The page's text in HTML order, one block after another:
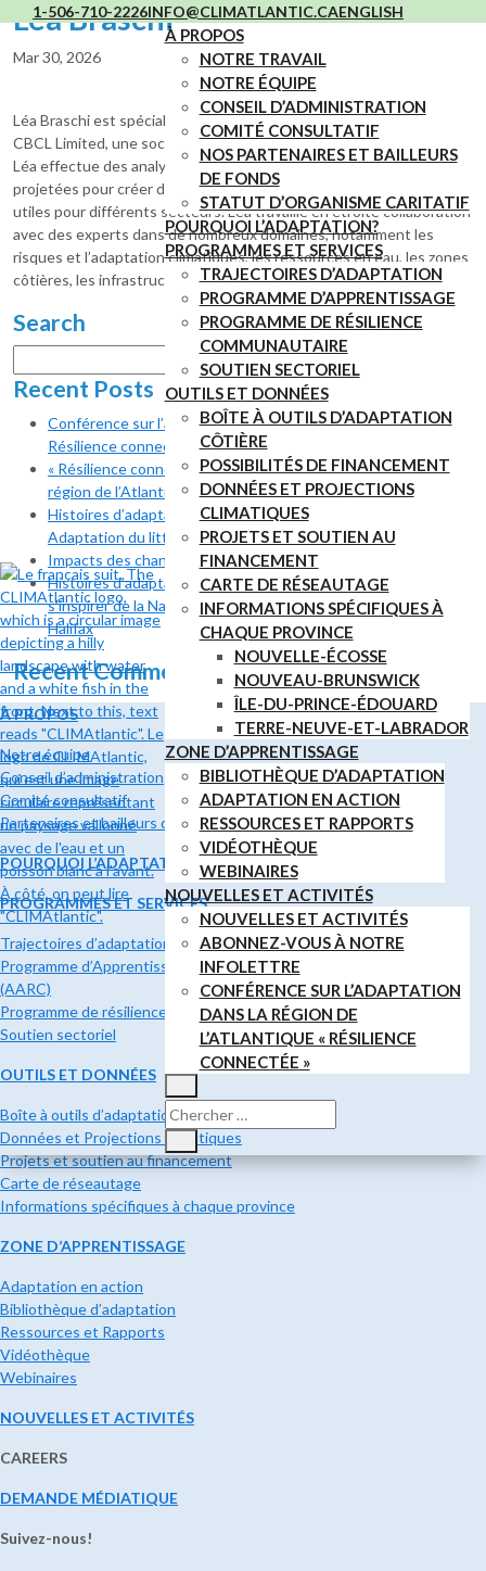
1-506-710-2226INFO@CLIMATLANTIC.CAENGLISH
À PROPOS
NOTRE TRAVAIL
NOTRE ÉQUIPE
CONSEIL D’ADMINISTRATION
COMITÉ CONSULTATIF
NOS PARTENAIRES ET BAILLEURS
DE FONDS
STATUT D’ORGANISME CARITATIF
POURQUOI L’ADAPTATION?
PROGRAMMES ET SERVICES
TRAJECTOIRES D’ADAPTATION
PROGRAMME D’APPRENTISSAGE
PROGRAMME DE RÉSILIENCE
COMMUNAUTAIRE
SOUTIEN SECTORIEL
OUTILS ET DONNÉES
BOÎTE À OUTILS D’ADAPTATION
CÔTIÈRE
POSSIBILITÉS DE FINANCEMENT
DONNÉES ET PROJECTIONS
CLIMATIQUES
PROJETS ET SOUTIEN AU
FINANCEMENT
CARTE DE RÉSEAUTAGE
INFORMATIONS SPÉCIFIQUES À
CHAQUE PROVINCE
NOUVELLE-ÉCOSSE
NOUVEAU-BRUNSWICK
ÎLE-DU-PRINCE-ÉDOUARD
TERRE-NEUVE-ET-LABRADOR
ZONE D’APPRENTISSAGE
BIBLIOTHÈQUE D’ADAPTATION
ADAPTATION EN ACTION
RESSOURCES ET RAPPORTS
VIDÉOTHÈQUE
WEBINAIRES
NOUVELLES ET ACTIVITÉS
NOUVELLES ET ACTIVITÉS
ABONNEZ-VOUS À NOTRE
INFOLETTRE
CONFÉRENCE SUR L’ADAPTATION
DANS LA RÉGION DE
L’ATLANTIQUE « RÉSILIENCE
CONNECTÉE »
Léa Braschi
Mar 30, 2026
Léa Braschi est spécialiste du climat et analyste de données chez
CBCL Limited, une société de conseil basée au Canada atlantique.
Léa effectue des analyses de données climatiques historiques et
projetées pour créer des produits, des informations et des outils
utiles pour différents secteurs. Léa travaille en étroite collaboration
avec des experts dans de nombreux domaines, notamment les
risques et l’adaptation climatiques, les ressources en eau, les zones
côtières, les infrastructures et la planification.
Search
Recent Posts
Conférence sur l’adaptation dans la région de l’Atlantique «
Résilience connectée » : – Un gros merci!
« Résilience connectée » Conférence sur l’adaptation dans la
région de l’Atlantic 27 et 28 mai
Histoires d’adaptation aux changements climatiques :
Adaptation du littoral au lac Banook
Impacts des changements climatiques au Canada atlantique
Histoires d’adaptation aux changements climatiques :
s’inspirer de la Nature pour s’adapter à l’érosion côtière à
Halifax
Recent Comments
À PROPOS
Notre équipe
Conseil d’administration
Comité consultatif
Partenaires et bailleurs de fonds
POURQUOI L’ADAPTATION ?
PROGRAMMES ET SERVICES
Trajectoires d’adaptation
Programme d’Apprentissage – Adaptation et Résilience Climatiques
(AARC)
Programme de résilience communautaire
Soutien sectoriel
OUTILS ET DONNÉES
Boîte à outils d’adaptation côtière
Données et Projections climatiques
Projets et soutien au financement
Carte de réseautage
Informations spécifiques à chaque province
ZONE D’APPRENTISSAGE
Adaptation en action
Bibliothèque d’adaptation
Ressources et Rapports
Vidéothèque
Webinaires
NOUVELLES ET ACTIVITÉS
CAREERS
DEMANDE MÉDIATIQUE
Suivez-nous!